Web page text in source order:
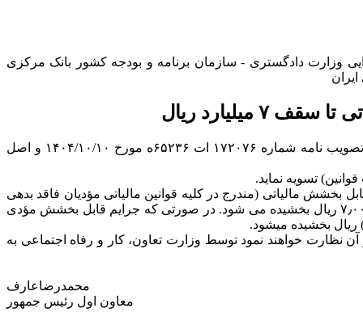
وزارت دادگستری - سازمان برنامه و بودجه کشور بانک مرکزی
ریال
وزیران عضو کارگروه تضمین امنیت غذایی و بهبود معیشت مردم به استناد آئین نامه تضمین امنیت غذایی و بهبود معیشت مردم موضوع تصویب نامه شماره ۱۷۲۰۷۶ ات ۶۵۲۳۶ه مورخ ۱۴۰۴/۱۰/۱۰ و اصل
مالیاتی (مندرج در کلیه قوانین مالیاتی مؤدیان فاقد بدهی
مالیاتی بابت اصل مالیات با مؤدیانی که بدهی مالیاتی خود را حداکثر تا تاریخ ۱۴۰۴/۱۱/۲۸ پرداخت نمایند تا سقف هفت میلیارد (۰۰۰ ۰۰۰ ۷٫۰۰۰ ریال بخشیده می شود. در صورتی که جرایم قابل بخشش مؤدی
نظارت خواهند نمود توسط وزارت تعاون، کار و رفاه اجتماعی به
محمدرضاعارف
معاون اول رئیس جمهور